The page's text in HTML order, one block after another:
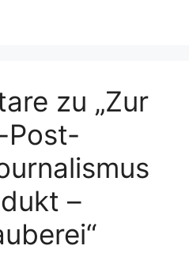
zu „Zur
Post-
–